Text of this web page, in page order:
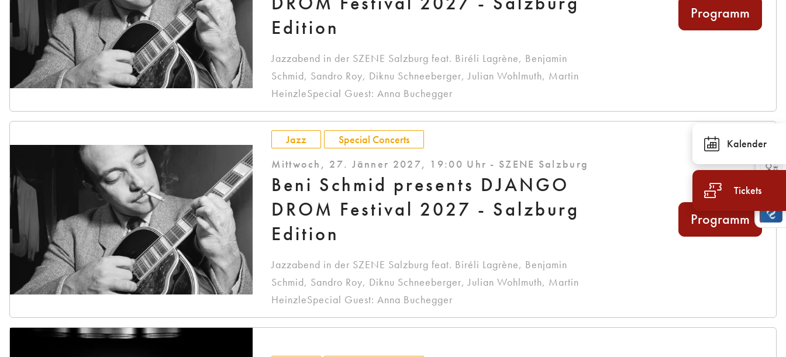
Edition
Jazzabend in der SZENE Salzburg feat. Biréli Lagrène, Benjamin
Schmid, Sandro Roy, Diknu Schneeberger, Julian Wohlmuth, Martin
HeinzleSpecial Guest: Anna Buchegger
Programm
Jazz
Special Concerts
Mittwoch, 27. Jänner 2027, 19:00 Uhr - SZENE Salzburg
Beni Schmid presents DJANGO
DROM Festival 2027 - Salzburg
Edition
Jazzabend in der SZENE Salzburg feat. Biréli Lagrène, Benjamin
Schmid, Sandro Roy, Diknu Schneeberger, Julian Wohlmuth, Martin
HeinzleSpecial Guest: Anna Buchegger
Programm
Kalender
Tickets